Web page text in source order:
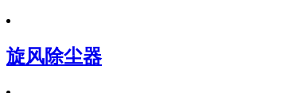
旋风除尘器